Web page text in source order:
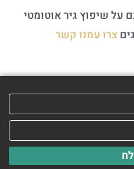
על שיפוץ גיר אוטומטי
צרו עמנו קשר